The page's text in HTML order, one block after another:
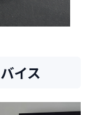
イス